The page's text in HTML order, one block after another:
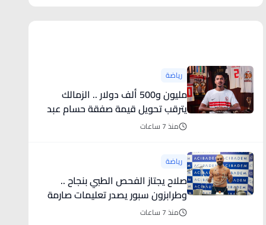
رياضة
مليون و500 ألف دولار .. الزمالك
يترقب تحويل قيمة صفقة حسام عبد
المجيد
منذ 7 ساعات
رياضة
صلاح يجتاز الفحص الطبي بنجاح ..
وطرابزون سبور يصدر تعليمات صارمة
لجماهيره قبل استقبال النجم
منذ 7 ساعات